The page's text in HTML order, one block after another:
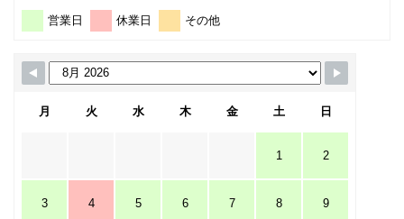
営業日 休業日 その他
月 火 水 木 金 土 日
1 2
3 4 5 6 7 8 9